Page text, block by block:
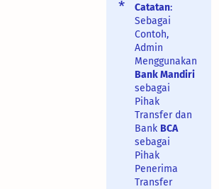
Catatan:
Sebagai
Contoh,
Admin
Menggunakan
Bank Mandiri
sebagai
Pihak
Transfer dan
Bank BCA
sebagai
Pihak
Penerima
Transfer